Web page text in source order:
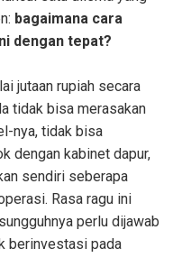
bagaimana cara
dengan tepat?
jutaan rupiah secara
tidak bisa merasakan
nya, tidak bisa
dengan kabinet dapur,
sendiri seberapa
Rasa ragu ini
perlu dijawab
berinvestasi pada